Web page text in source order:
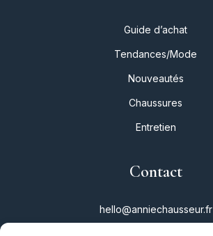
Guide d’achat
Tendances/Mode
Nouveautés
Chaussures
Entretien
Contact
hello@anniechausseur.fr